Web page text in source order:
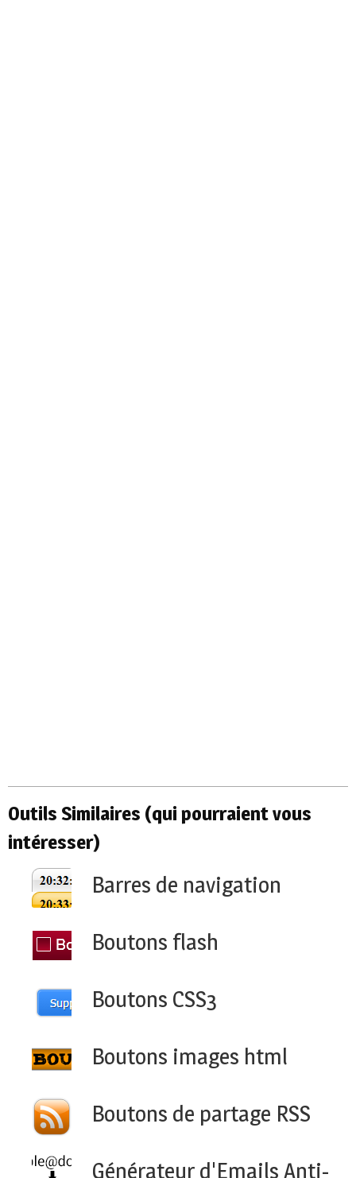
Outils Similaires (qui pourraient vous
intéresser)
Barres de navigation
Boutons flash
Boutons CSS3
Boutons images html
Boutons de partage RSS
Générateur d'Emails Anti-